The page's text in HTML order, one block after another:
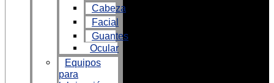
Cabeza
Facial
Guantes
Ocular
Equipos
para